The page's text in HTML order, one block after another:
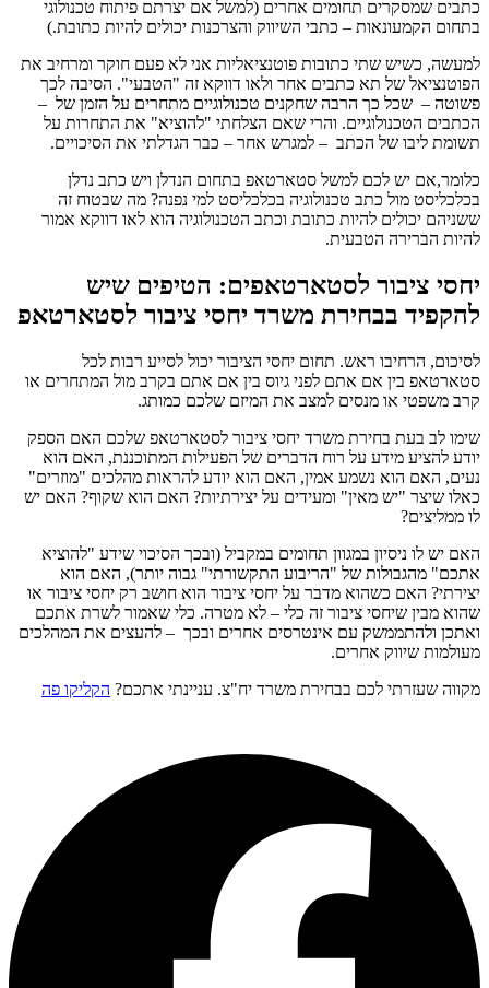
כתבים שמסקרים תחומים אחרים (למשל אם יצרתם פיתוח טכנולוגי
בתחום הקמעונאות – כתבי השיווק והצרכנות יכולים להיות כתובת.)
למעשה, כשיש שתי כתובות פוטנציאליות אני לא פעם חוקר ומרחיב את
הפוטנציאל של תא כתבים אחר ולאו דווקא זה "הטבעי". הסיבה לכך
פשוטה – שכל כך הרבה שחקנים טכנולוגיים מתחרים על הזמן של –
הכתבים הטכנולוגיים. והרי שאם הצלחתי "להוציא" את התחרות על
תשומת ליבו של הכתב – למגרש אחר – כבר הגדלתי את הסיכויים.
כלומר,אם יש לכם למשל סטארטאפ בתחום הנדלן ויש כתב נדלן
בכלכליסט מול כתב טכנולוגיה בכלכליסט למי נפנה? מה שבטוח זה
ששניהם יכולים להיות כתובת וכתב הטכנולוגיה הוא לאו דווקא אמור
להיות הברירה הטבעית.
יחסי ציבור לסטארטאפים: הטיפים שיש
להקפיד בבחירת משרד יחסי ציבור לסטארטאפ
לסיכום, הרחיבו ראש. תחום יחסי הציבור יכול לסייע רבות לכל
סטארטאפ בין אם אתם לפני גיוס בין אם אתם בקרב מול המתחרים או
קרב משפטי או מנסים למצב את המיזם שלכם כמותג.
שימו לב בעת בחירת משרד יחסי ציבור לסטארטאפ שלכם האם הספק
יודע להציע מידע על רוח הדברים של הפעילות המתוכננת, האם הוא
נעים, האם הוא נשמע אמין, האם הוא יודע להראות מהלכים "מוזרים"
כאלו שיצר "יש מאין" ומעידים על יצירתיות? האם הוא שקוף? האם יש
לו ממליצים?
האם יש לו ניסיון במגוון תחומים במקביל (ובכך הסיכוי שידע "להוציא
אתכם" מהגבולות של "הריבוע התקשורתי" גבוה יותר), האם הוא
יצירתי? האם כשהוא מדבר על יחסי ציבור הוא חושב רק יחסי ציבור או
שהוא מבין שיחסי ציבור זה כלי – לא מטרה. כלי שאמור לשרת אתכם
ואתכן ולהתממשק עם אינטרסים אחרים ובכך – להעצים את המהלכים
מעולמות שיווק אחרים.
מקווה שעזרתי לכם בבחירת משרד יח"צ. עניינתי אתכם? הקליקו פה